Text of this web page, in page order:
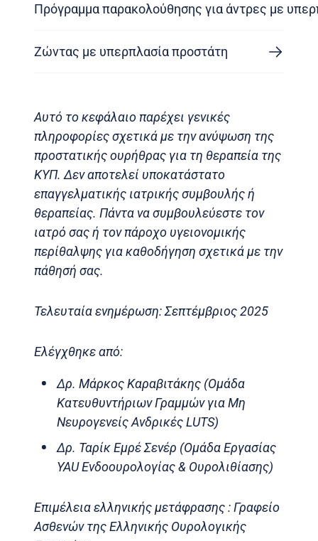
Πρόγραμμα παρακολούθησης για άντρες με
Ζώντας με υπερπλασία προστάτη
Αυτό το κεφάλαιο παρέχει γενικές
πληροφορίες σχετικά με την ανύψωση της
προστατικής ουρήθρας για τη θεραπεία της
ΚΥΠ. Δεν αποτελεί υποκατάστατο
επαγγελματικής ιατρικής συμβουλής ή
θεραπείας. Πάντα να συμβουλεύεστε τον
ιατρό σας ή τον πάροχο υγειονομικής
περίθαλψης για καθοδήγηση σχετικά με την
πάθησή σας.
Τελευταία ενημέρωση: Σεπτέμβριος 2025
Ελέγχθηκε από:
Δρ. Μάρκος Καραβιτάκης (Ομάδα
Κατευθυντήριων Γραμμών για Μη
Νευρογενείς Ανδρικές LUTS)
Δρ. Ταρίκ Εμρέ Σενέρ (Ομάδα Εργασίας
YAU Ενδοουρολογίας & Ουρολιθίασης)
Επιμέλεια ελληνικής μετάφρασης : Γραφείο
Ασθενών της Ελληνικής Ουρολογικής